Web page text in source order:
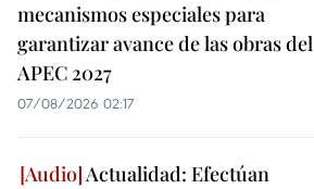
mecanismos especiales para
garantizar avance de las obras del
APEC 2027
07/08/2026 02:17
Actualidad: Efectúan